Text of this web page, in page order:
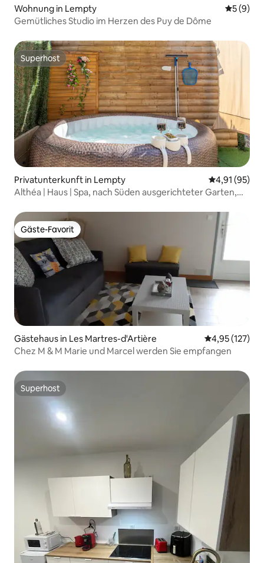
Wohnung in Lempty
5 (9)
Gemütliches Studio im Herzen des Puy de Dôme
Superhost
Superhost
Privatunterkunft in Lempty
4,91 (95)
Althéa | Haus | Spa, nach Süden ausgerichteter Garten,
Gäste-Favorit
Gäste-Favorit
Gästehaus in Les Martres-d'Artière
4,95 (127)
Chez M & M Marie und Marcel werden Sie empfangen
Superhost
Superhost